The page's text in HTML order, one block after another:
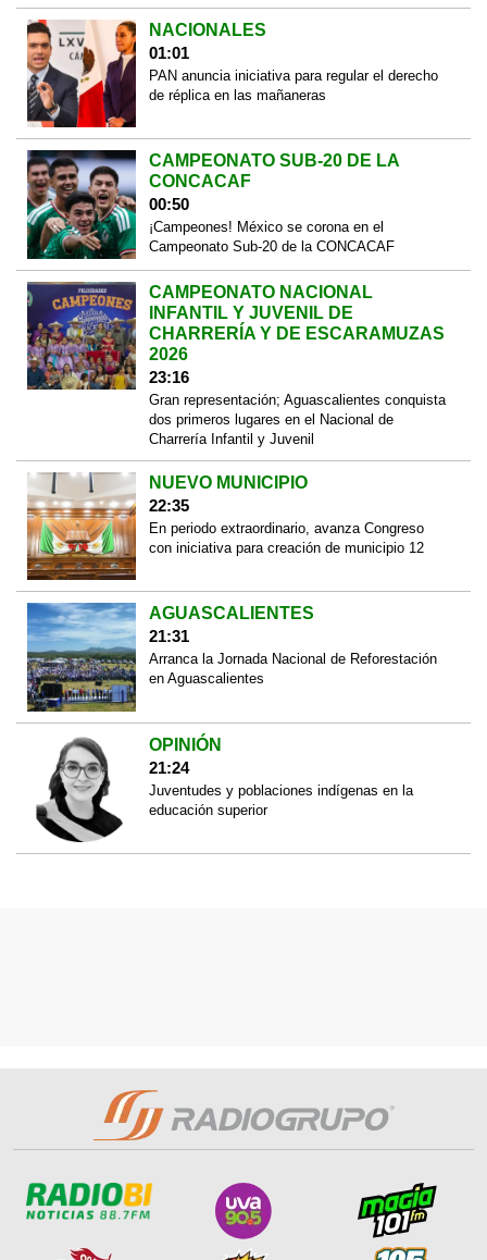
NACIONALES
01:01
PAN anuncia iniciativa para regular el derecho
de réplica en las mañaneras
CAMPEONATO SUB-20 DE LA
CONCACAF
00:50
¡Campeones! México se corona en el
Campeonato Sub-20 de la CONCACAF
CAMPEONATO NACIONAL
INFANTIL Y JUVENIL DE
CHARRERÍA Y DE ESCARAMUZAS
2026
23:16
Gran representación; Aguascalientes conquista
dos primeros lugares en el Nacional de
Charrería Infantil y Juvenil
NUEVO MUNICIPIO
22:35
En periodo extraordinario, avanza Congreso
con iniciativa para creación de municipio 12
AGUASCALIENTES
21:31
Arranca la Jornada Nacional de Reforestación
en Aguascalientes
OPINIÓN
21:24
Juventudes y poblaciones indígenas en la
educación superior